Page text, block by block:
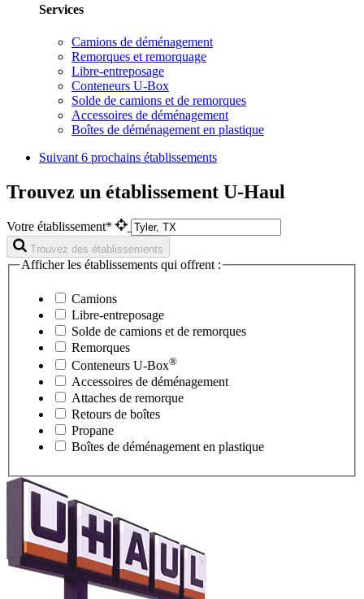
Services
Camions de déménagement
Remorques et remorquage
Libre-entreposage
Conteneurs U-Box
Solde de camions et de remorques
Accessoires de déménagement
Boîtes de déménagement en plastique
Suivant 6 prochains établissements
Trouvez un établissement U-Haul
Votre établissement*
Trouvez des établissements
Afficher les établissements qui offrent :
Camions
Libre-entreposage
Solde de camions et de remorques
Remorques
Conteneurs U-Box®
Accessoires de déménagement
Attaches de remorque
Retours de boîtes
Propane
Boîtes de déménagement en plastique